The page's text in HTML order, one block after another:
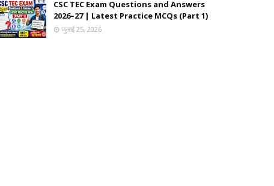
CSC TEC Exam Questions and Answers
2026–27 | Latest Practice MCQs (Part 1)
जुलाई 25, 2026